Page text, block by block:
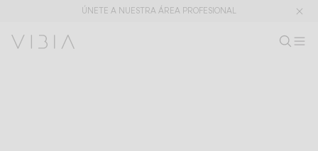
ÚNETE A NUESTRA ÁREA PROFESIONAL
BuscarES